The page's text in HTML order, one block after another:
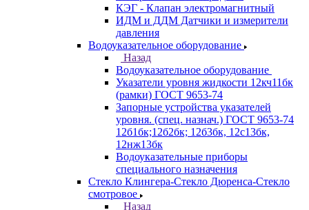
КЭГ - Клапан электромагнитный
ИДМ и ДДМ Датчики и измерители
давления
Водоуказательное оборудование
Назад
Водоуказательное оборудование
Указатели уровня жидкости 12кч11бк
(рамки) ГОСТ 9653-74
Запорные устройства указателей
уровня. (спец. назнач.) ГОСТ 9653-74
12б1бк;12б2бк; 12б3бк, 12с13бк,
12нж13бк
Водоуказательные приборы
специального назначения
Стекло Клингера-Стекло Дюренса-Стекло
смотровое
Назад